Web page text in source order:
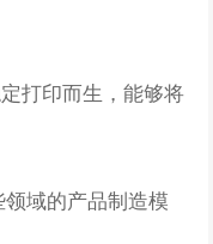
打印而生，能够将
域的产品制造模